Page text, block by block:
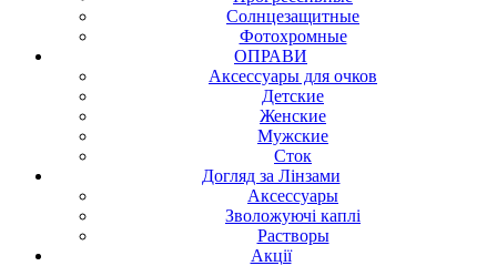
Солнцезащитные
Фотохромные
ОПРАВИ
Аксессуары для очков
Детские
Женские
Мужские
Сток
Догляд за Лінзами
Аксессуары
Зволожуючі каплі
Растворы
Акції